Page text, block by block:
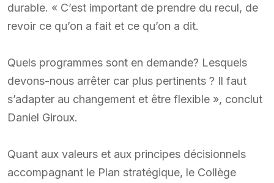
durable. « C’est important de prendre du recul, de
revoir ce qu’on a fait et ce qu’on a dit.
Quels programmes sont en demande? Lesquels
devons-nous arrêter car plus pertinents ? Il faut
s’adapter au changement et être flexible », conclut
Daniel Giroux.
Quant aux valeurs et aux principes décisionnels
accompagnant le Plan stratégique, le Collège